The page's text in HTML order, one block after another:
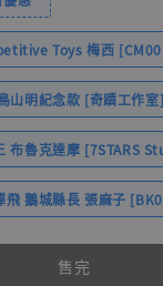
Toys 梅西
山明紀念款 [奇蹟工作室]
布魯克達摩 [7STARS
鵝城縣長 張麻子
售完